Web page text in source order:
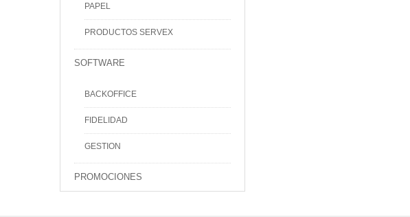
PAPEL
PRODUCTOS SERVEX
SOFTWARE
BACKOFFICE
FIDELIDAD
GESTION
PROMOCIONES